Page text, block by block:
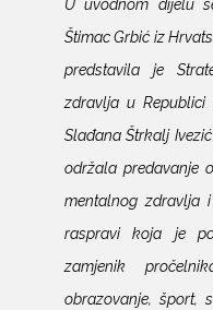
Štimac Grbić iz
predstavila je
zdravlja u
Slađana Štrkalj
održala predavanje
mentalnog zdravlja
raspravi koja je
zamjenik
obrazovanje, šport,